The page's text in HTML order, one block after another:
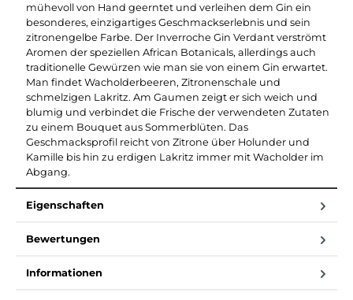
mühevoll von Hand geerntet und verleihen dem Gin ein
besonderes, einzigartiges Geschmackserlebnis und sein
zitronengelbe Farbe. Der Inverroche Gin Verdant verströmt
Aromen der speziellen African Botanicals, allerdings auch
traditionelle Gewürzen wie man sie von einem Gin erwartet.
Man findet Wacholderbeeren, Zitronenschale und
schmelzigen Lakritz. Am Gaumen zeigt er sich weich und
blumig und verbindet die Frische der verwendeten Zutaten
zu einem Bouquet aus Sommerblüten. Das
Geschmacksprofil reicht von Zitrone über Holunder und
Kamille bis hin zu erdigen Lakritz immer mit Wacholder im
Abgang.
Eigenschaften
Bewertungen
Informationen